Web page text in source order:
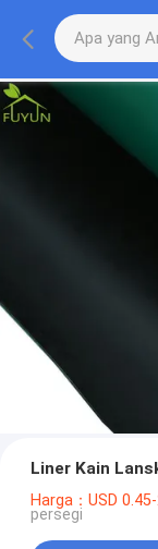
Liner Kain
Harga：USD
persegi